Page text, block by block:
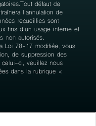
défaut de
l’annulation de
recueillies sont
fins d’un usage interne et
non autorisés.
Loi 78-17 modifiée, vous
de suppression des
celui-ci, veuillez nous
dans la rubrique «